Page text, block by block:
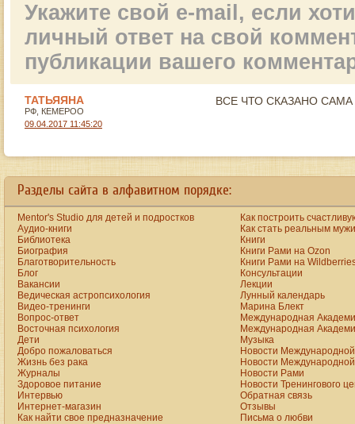
Укажите свой e-mail, если
личный ответ на свой
публикации вашего
ТАТЬЯЯНА
РФ, КЕМЕРОО
09.04.2017 11:45:20
ВСЕ ЧТО СКАЗАНО
Разделы сайта в алфавитном порядке:
Mentor's Studio для детей и подростков
Аудио-книги
Библиотека
Биография
Благотворительность
Блог
Вакансии
Ведическая астропсихология
Видео-тренинги
Вопрос-ответ
Восточная психология
Дети
Добро пожаловаться
Жизнь без рака
Журналы
Здоровое питание
Интервью
Интернет-магазин
Как найти свое предназначение
Как построить
Как стать реальным
Книги
Книги Рами на Ozon
Книги Рами на
Консультации
Лекции
Лунный календарь
Марина Блект
Международная
Международная
Музыка
Новости
Новости
Новости Рами
Новости Тренингового
Обратная связь
Отзывы
Письма о любви